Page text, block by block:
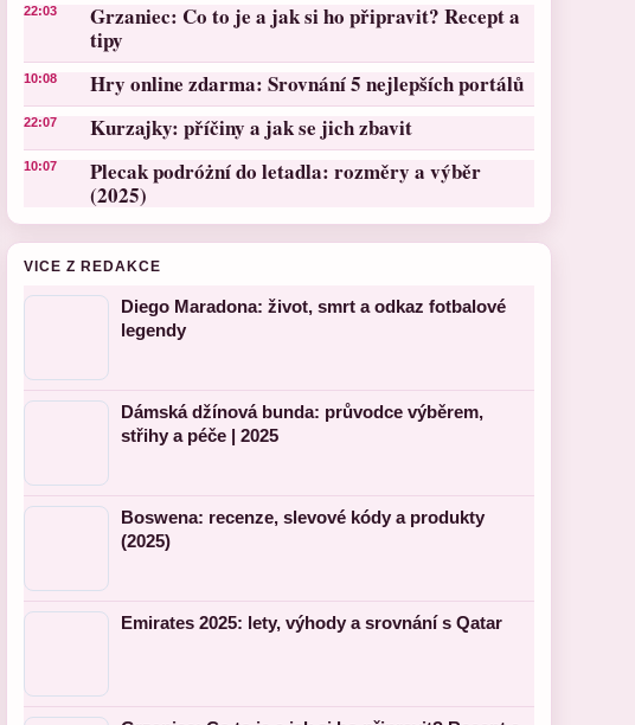
22:03
Grzaniec: Co to je a jak si ho připravit? Recept a
tipy
10:08 Hry online zdarma: Srovnání 5 nejlepších portálů
22:07 Kurzajky: příčiny a jak se jich zbavit
10:07
Plecak podróżní do letadla: rozměry a výběr
(2025)
VICE Z REDAKCE
Diego Maradona: život, smrt a odkaz fotbalové
legendy
Dámská džínová bunda: průvodce výběrem,
střihy a péče | 2025
Boswena: recenze, slevové kódy a produkty
(2025)
Emirates 2025: lety, výhody a srovnání s Qatar